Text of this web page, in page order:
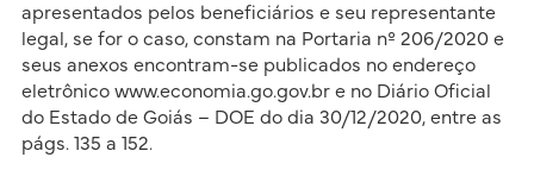
apresentados pelos beneficiários e seu representante
legal, se for o caso, constam na Portaria nº 206/2020 e
seus anexos encontram-se publicados no endereço
eletrônico www.economia.go.gov.br e no Diário Oficial
do Estado de Goiás – DOE do dia 30/12/2020, entre as
págs. 135 a 152.